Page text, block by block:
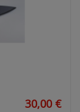
30,00 €